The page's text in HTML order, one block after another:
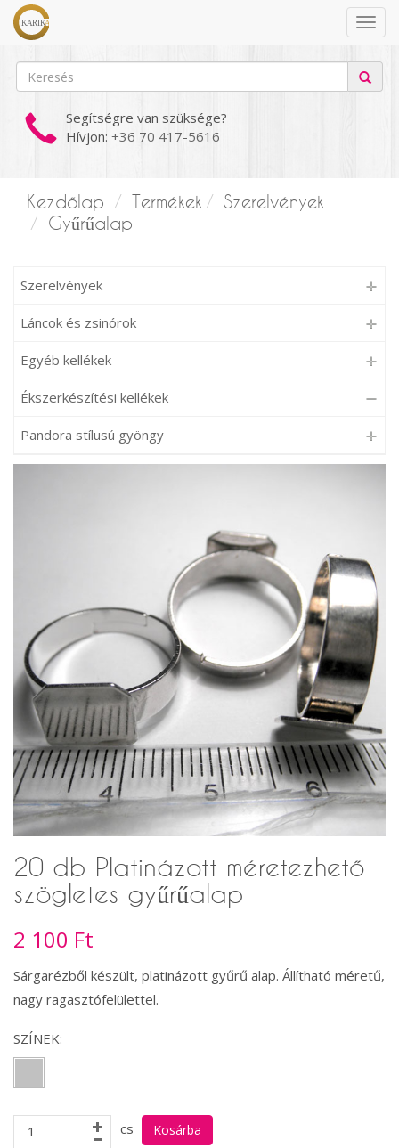
Segítségre van szüksége?
Hívjon: +36 70 417-5616
Kezdőlap Termékek
Szerelvények
Gyűrűalap
Szerelvények
Láncok és zsinórok
Egyéb kellékek
Ékszerkészítési kellékek
Pandora stílusú gyöngy
20 db Platinázott méretezhető
szögletes gyűrűalap
2 100 Ft
Sárgarézből készült, platinázott gyűrű alap. Állítható méretű,
nagy ragasztófelülettel.
SZÍNEK:
cs